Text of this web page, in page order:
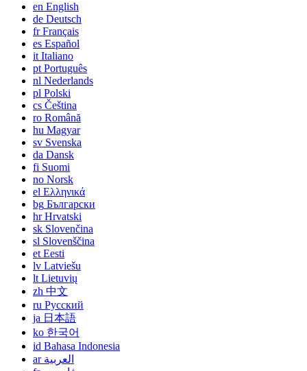
en English
de Deutsch
frFrançais
es Español
it Italiano
pt Português
nl Nederlands
pl Polski
cs Čeština
ro Română
hu Magyar
sv Svenska
da Dansk
fi Suomi
no Norsk
el Ελληνικά
bg Български
hrHrvatski
sk Slovenčina
sl Slovenščina
et Eesti
lv Latviešu
lt Lietuvių
zh 中文
ru Русский
ja 日本語
ko 한국어
id Bahasa Indonesia
ar العربية